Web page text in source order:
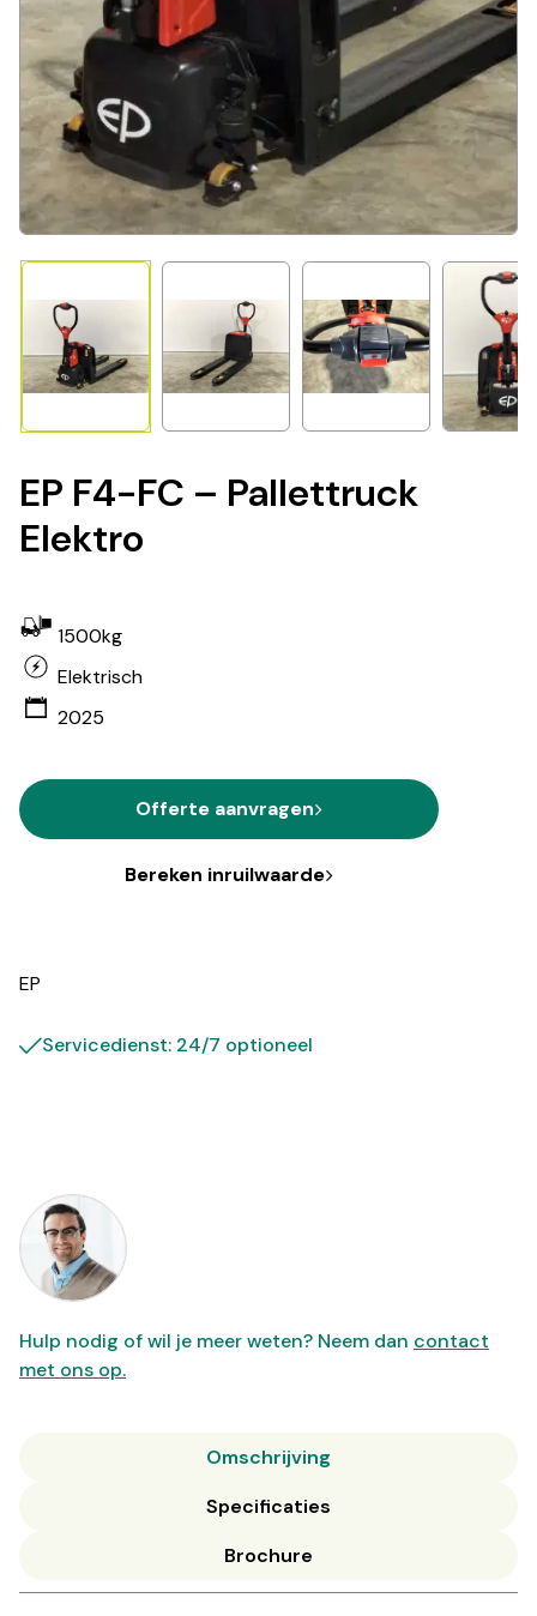
EP F4-FC – Pallettruck
Elektro
1500kg
Elektrisch
2025
Offerte aanvragen
Bereken inruilwaarde
EP
Servicedienst: 24/7 optioneel
Hulp nodig of wil je meer weten? Neem dan contact
met ons op.
Omschrijving
Specificaties
Brochure